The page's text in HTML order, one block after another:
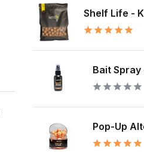
Shelf Life -
Bait Spray
Pop-Up